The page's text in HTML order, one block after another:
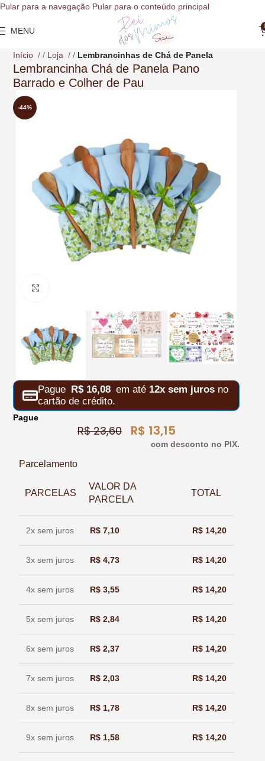
conteúdo
Pular para a navegação Pular para o conteúdo principal
MENU
Início / Loja / Lembrancinhas de Chá de Panela
Lembrancinha Chá de Panela Pano
Barrado e Colher de Pau
-44%
Pague R$16,08 em até 12x sem juros no
cartão de crédito.
Pague
R$23,60 R$ 13,15
com desconto no PIX.
Parcelamento
PARCELAS
VALOR DA
PARCELA
TOTAL
2x sem juros R$ 7,10 R$ 14,20
3x sem juros R$ 4,73 R$ 14,20
4x sem juros R$ 3,55 R$ 14,20
5x sem juros R$ 2,84 R$ 14,20
6x sem juros R$ 2,37 R$ 14,20
7x sem juros R$ 2,03 R$ 14,20
8x sem juros R$ 1,78 R$ 14,20
9x sem juros R$ 1,58 R$ 14,20